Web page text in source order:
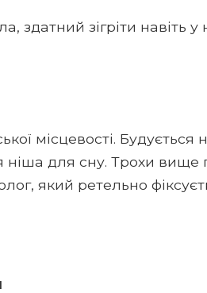
здатний зігріти навіть
місцевості. Будується
ніша для сну. Трохи вище
який ретельно